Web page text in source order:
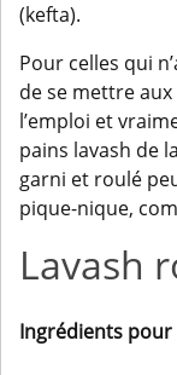
(kefta).
Pour celles qui
de se mettre
l’emploi et
pains lavash de
garni et roulé
pique-nique,
Lavash
Ingrédients